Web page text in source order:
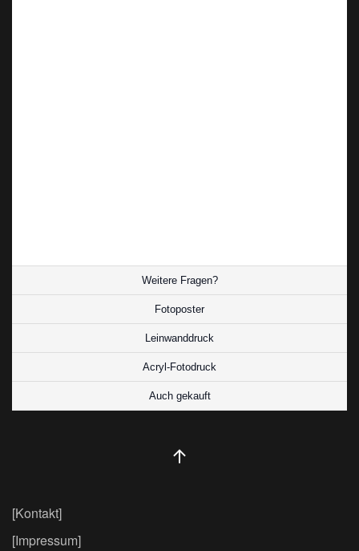
Weitere Fragen?
Fotoposter
Leinwanddruck
Acryl-Fotodruck
Auch gekauft
[Kontakt]
[Impressum]